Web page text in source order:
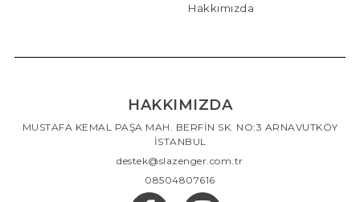
Hakkımızda
HAKKIMIZDA
MUSTAFA KEMAL PAŞA MAH. BERFİN SK. NO:3 ARNAVUTKÖY
İSTANBUL
destek@slazenger.com.tr
08504807616